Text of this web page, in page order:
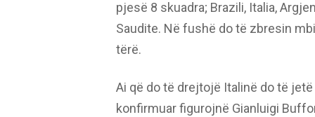
pjesë 8 skuadra; Brazili, Italia,
Saudite. Në fushë do të zbresin
tërë.
Ai që do të drejtojë Italinë do të
konfirmuar figurojnë Gianluigi